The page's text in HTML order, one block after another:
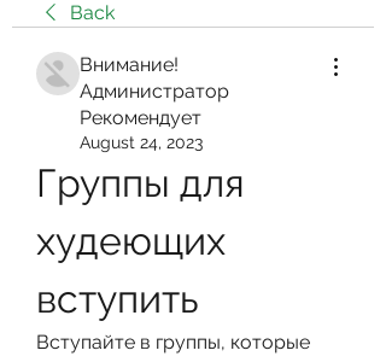
Back
Внимание!
Администратор
Рекомендует
August 24, 2023
Группы для
худеющих
вступить
Вступайте в группы, которые